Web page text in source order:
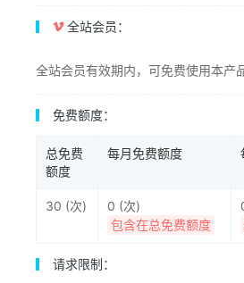
全站会员：
全站会员有效期内，可免费使用本产品
免费额度：
总免费
额度
每月免费额度
30 (次)
0 (次)
包含在总免费额度
请求限制：